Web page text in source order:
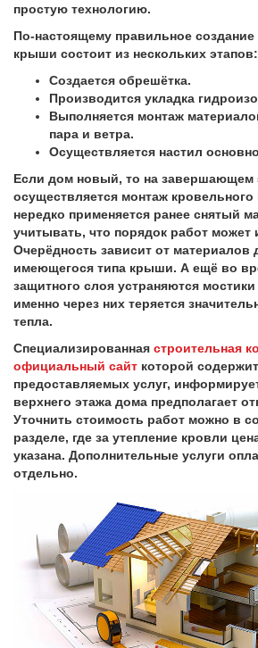
простую технологию.
По-настоящему правильное создание
крыши состоит из нескольких этапов:
Создается обрешётка.
Производится укладка
Выполняется монтаж
пара и ветра.
Осуществляется настил
Если дом новый, то на завершающем
осуществляется монтаж
нередко применяется ранее снятый
учитывать, что порядок работ может
Очерёдность зависит от материалов
имеющегося типа крыши. А ещё во
защитного слоя устраняются мостики
именно через них теряется
тепла.
Специализированная строительная
официальный сайт которой
предоставляемых услуг,
верхнего этажа дома предполагает
Уточнить стоимость работ можно в
разделе, где за утепление кровли
указана. Дополнительные услуги
отдельно.